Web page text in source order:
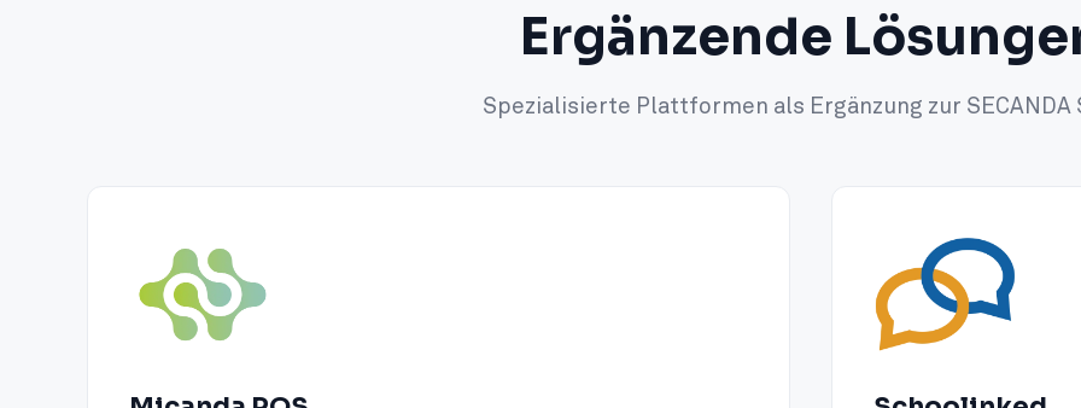
Ergänzende
Spezialisierte Plattformen als Ergänzung zur SECANDA